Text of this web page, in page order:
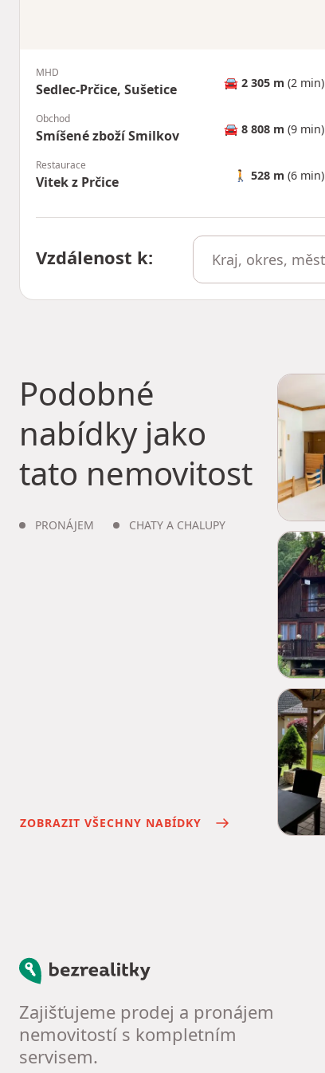
MHD
Sedlec-Prčice, Sušetice 🚘 2 305 m (2 min)
Obchod
Smíšené zboží Smilkov 🚘 8 808 m (9 min)
Restaurace
Vitek z Prčice 🚶 528 m (6 min)
Vzdálenost k:
Podobné
nabídky jako
tato nemovitost
PRONÁJEM CHATY A CHALUPY
ZOBRAZIT VŠECHNY NABÍDKY
Bezrealitky
Zajišťujeme prodej a pronájem
nemovitostí s kompletním
servisem.